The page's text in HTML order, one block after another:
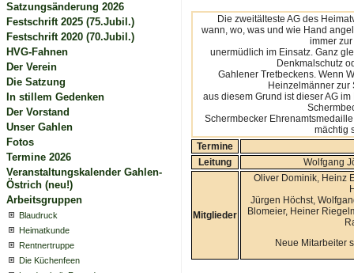
Satzungsänderung 2026
Festschrift 2025 (75.Jubil.)
Festschrift 2020 (70.Jubil.)
HVG-Fahnen
Der Verein
Die Satzung
In stillem Gedenken
Der Vorstand
Unser Gahlen
Fotos
Termine 2026
Veranstaltungskalender Gahlen-
Östrich (neu!)
Arbeitsgruppen
Blaudruck
Heimatkunde
Rentnertruppe
Die Küchenfeen
Die zweitälteste AG des
wann, wo, was und wie Hand
immer
unermüdlich im Einsatz. Ganz
Denkmalschutz
Gahlener Tretbeckens. Wenn
Heinzelmänner
aus diesem Grund ist dieser AG
Schermbecker
mächtig
Termine
Leitung
Wolfgang
Mitglieder
Oliver Dominik, Heinz
Jürgen Höchst,
Blomeier, Heiner
Neue Mitarbeiter